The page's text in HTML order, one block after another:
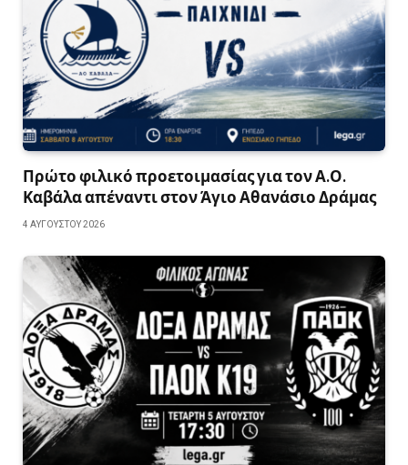
Πρώτο φιλικό προετοιμασίας για τον Α.Ο.
Καβάλα απέναντι στον Άγιο Αθανάσιο Δράμας
4 ΑΥΓΟΎΣΤΟΥ 2026